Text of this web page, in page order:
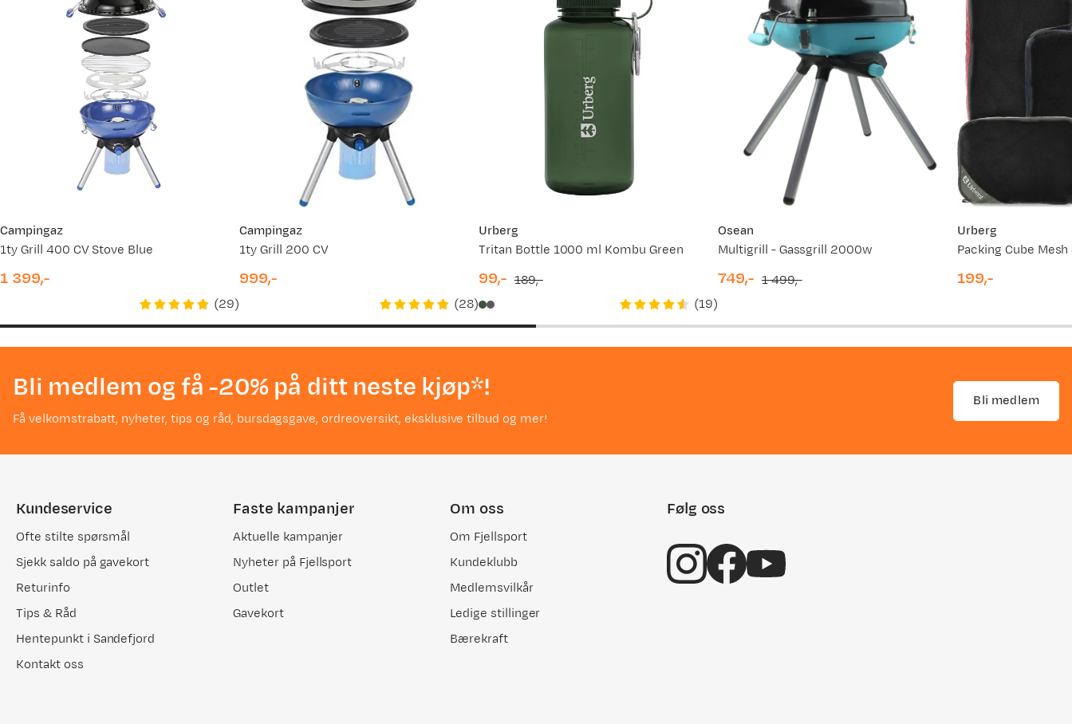
Bekreftet kjøper
Kjøpt størrelse: 1SIZE
No Color
Den passer på mitt utstyr
Kjøpt størrelse: 1SIZE
mellom boks og primus / lykt er en friksjonskobling som er funksjonell og raskt oppererbar. Etter flere års bruk har jeg ikke opplevd
1
Marie Bekreftet kjøper
Kjøpt størrelse:
1SIZE
Valgt farge:
Campingaz
1ty Grill 400 CV Stove Blue
1 399,-
(29)
Campingaz
1ty Grill 200 CV
999,-
(28)
Urberg
Tritan Bottle 1000 ml Kombu Green
price
99,-
price
189,-
(19)
Osean
Multigrill - Gassgrill 2000w
749,- 1 499,-
Urberg
Packing Cube
199,-
Bli medlem og få -20% på ditt neste kjøp*!
Få velkomstrabatt, nyheter, tips og råd, bursdagsgave, ordreoversikt, eksklusive tilbud og mer!
Bli medlem
Kundeservice
Ofte stilte spørsmål
Sjekk saldo på gavekort
Returinfo
Tips & Råd
Hentepunkt i Sandefjord
Kontakt oss
Faste kampanjer
Aktuelle kampanjer
Nyheter på Fjellsport
Outlet
Gavekort
Om oss
Om Fjellsport
Kundeklubb
Medlemsvilkår
Ledige stillinger
Bærekraft
Følg oss